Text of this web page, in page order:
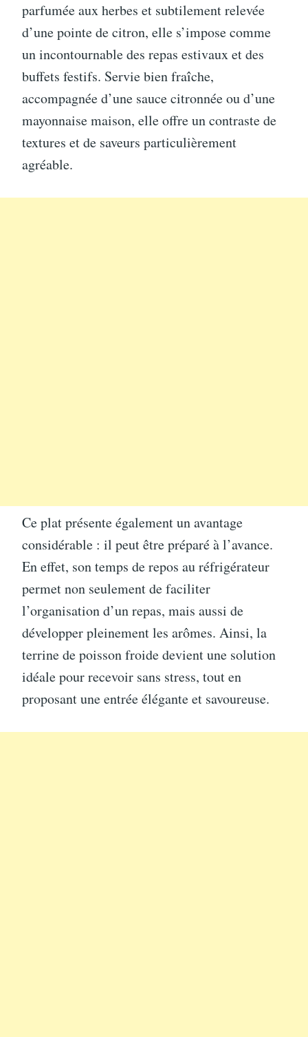
parfumée aux herbes et subtilement relevée
d’une pointe de citron, elle s’impose comme
un incontournable des repas estivaux et des
buffets festifs. Servie bien fraîche,
accompagnée d’une sauce citronnée ou d’une
mayonnaise maison, elle offre un contraste de
textures et de saveurs particulièrement
agréable.
Ce plat présente également un avantage
considérable : il peut être préparé à l’avance.
En effet, son temps de repos au réfrigérateur
permet non seulement de faciliter
l’organisation d’un repas, mais aussi de
développer pleinement les arômes. Ainsi, la
terrine de poisson froide devient une solution
idéale pour recevoir sans stress, tout en
proposant une entrée élégante et savoureuse.